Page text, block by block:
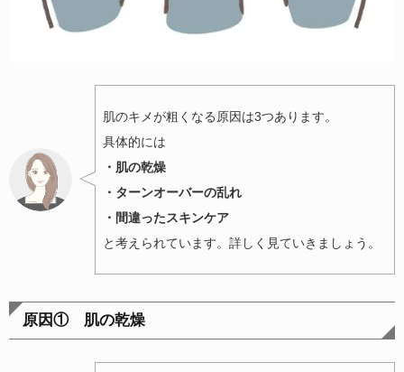
肌のキメが粗くなる原因は3つあります。
具体的には
・肌の乾燥
・ターンオーバーの乱れ
・間違ったスキンケア
と考えられています。詳しく見ていきましょう。
原因① 肌の乾燥